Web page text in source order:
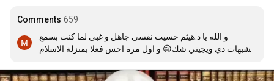
Comments 659
و الله يا د.هيثم حسيت نفسي جاهل و غبي لما كنت بسمع
الشبهات دي ويجيني شك😔 و اول مرة احس فعلا بمنزلة الاسلام
يا رب يكثر من امثالك 😊